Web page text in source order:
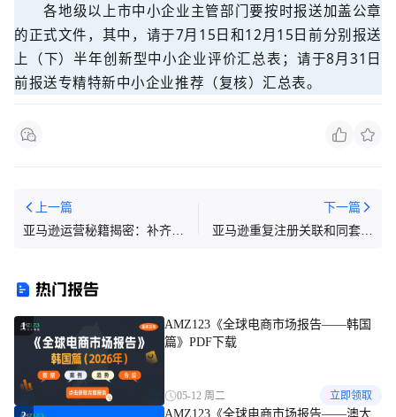
各地级以上市中小企业主管部门要按时报送加盖公章
的正式文件，其中，请于7月15日和12月15日前分别报送
上（下）半年创新型中小企业评价汇总表；请于8月31日
前报送专精特新中小企业推荐（复核）汇总表。
上一篇
亚马逊运营秘籍揭密：补齐流
下一篇
亚马逊重复注册关联和同套关
热门报告
1
AMZ123《全球电商市场报告——韩国
篇》PDF下载
05-12 周二 立即领取
2 AMZ123《全球电商市场报告——澳大